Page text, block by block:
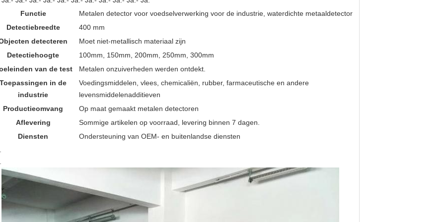
Functie
Metalen detector voor voedselverwerking voor de industrie, waterdichte metaaldetector
Detectiebreedte
400 mm
detecteren
Moet niet-metallisch materiaal zijn
Detectiehoogte
100mm, 150mm, 200mm, 250mm, 300mm
van de test
Metalen onzuiverheden werden ontdekt.
Toepassingen in de
industrie
Voedingsmiddelen, vlees, chemicaliën, rubber, farmaceutische en andere
levensmiddelenadditieven
Productieomvang
Op maat gemaakt metalen detectoren
Aflevering
Sommige artikelen op voorraad, levering binnen 7 dagen.
Diensten
Ondersteuning van OEM- en buitenlandse diensten